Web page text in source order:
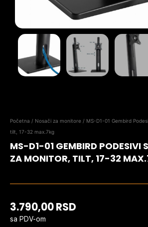
Početna / Nosači za monitore / MS-D1-01 Gembird
tilt, 17-32 max.7kg
MS-D1-01 GEMBIRD PODESIVI
ZA MONITOR, TILT, 17-32
3.790,00RSD
sa PDV-om